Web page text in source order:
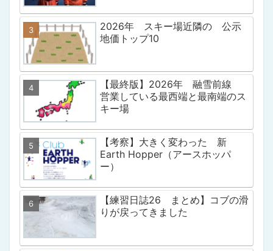
2026年 スキー場近隣の 公示
地価トップ10
【最終版】2026年 融雪前線
営業している最西端と最南端のス
キー場
【考察】大きく変わった 新
Earth Hopper（アースホッパ
ー）
【練習日誌26 まとめ】コブの滑
りが戻ってきました